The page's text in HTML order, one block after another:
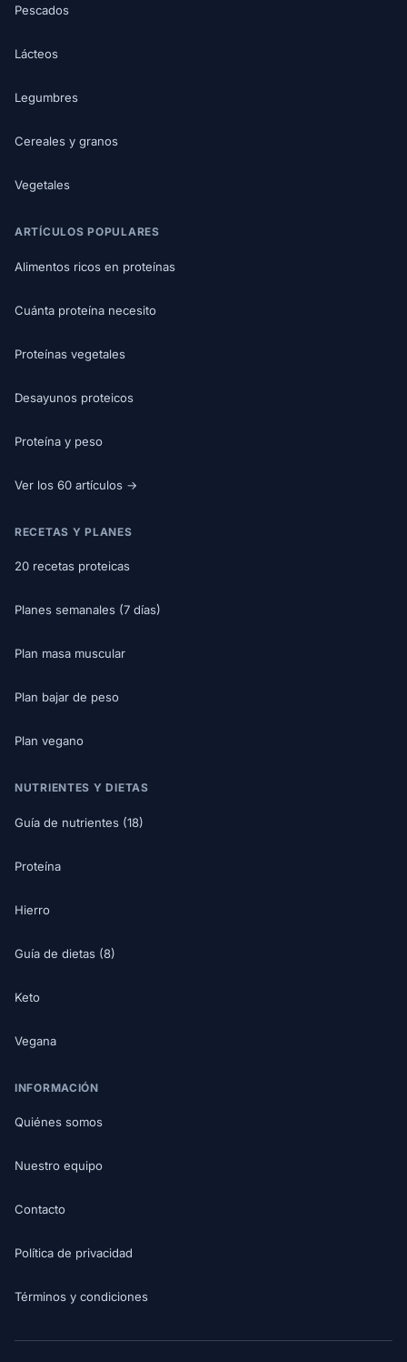
Pescados
Lácteos
Legumbres
Cereales y granos
Vegetales
ARTÍCULOS POPULARES
Alimentos ricos en proteínas
Cuánta proteína necesito
Proteínas vegetales
Desayunos proteicos
Proteína y peso
Ver los 60 artículos →
RECETAS Y PLANES
20 recetas proteicas
Planes semanales (7 días)
Plan masa muscular
Plan bajar de peso
Plan vegano
NUTRIENTES Y DIETAS
Guía de nutrientes (18)
Proteína
Hierro
Guía de dietas (8)
Keto
Vegana
INFORMACIÓN
Quiénes somos
Nuestro equipo
Contacto
Política de privacidad
Términos y condiciones